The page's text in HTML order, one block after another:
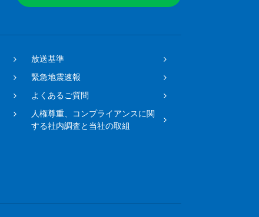
放送基準
緊急地震速報
よくあるご質問
人権尊重、コンプライアンスに関
する社内調査と当社の取組